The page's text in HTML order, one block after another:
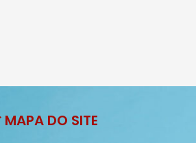
MAPA DO SITE